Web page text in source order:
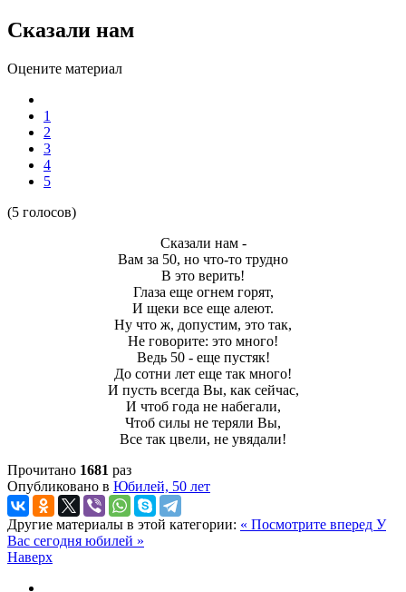
Сказали нам
Оцените материал
1
2
3
4
5
(5 голосов)
Сказали нам -
Вам за 50, но что-то трудно
В это верить!
Глаза еще огнем горят,
И щеки все еще алеют.
Ну что ж, допустим, это так,
Не говорите: это много!
Ведь 50 - еще пустяк!
До сотни лет еще так много!
И пусть всегда Вы, как сейчас,
И чтоб года не набегали,
Чтоб силы не теряли Вы,
Все так цвели, не увядали!
Прочитано 1681 раз
Опубликовано в Юбилей, 50 лет
Другие материалы в этой категории: « Посмотрите вперед У
Вас сегодня юбилей »
Наверх